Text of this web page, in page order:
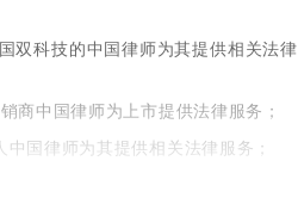
双科技的中国律师为其提供相关法律
商中国律师为上市提供法律服务；
国律师为其提供相关法律服务；